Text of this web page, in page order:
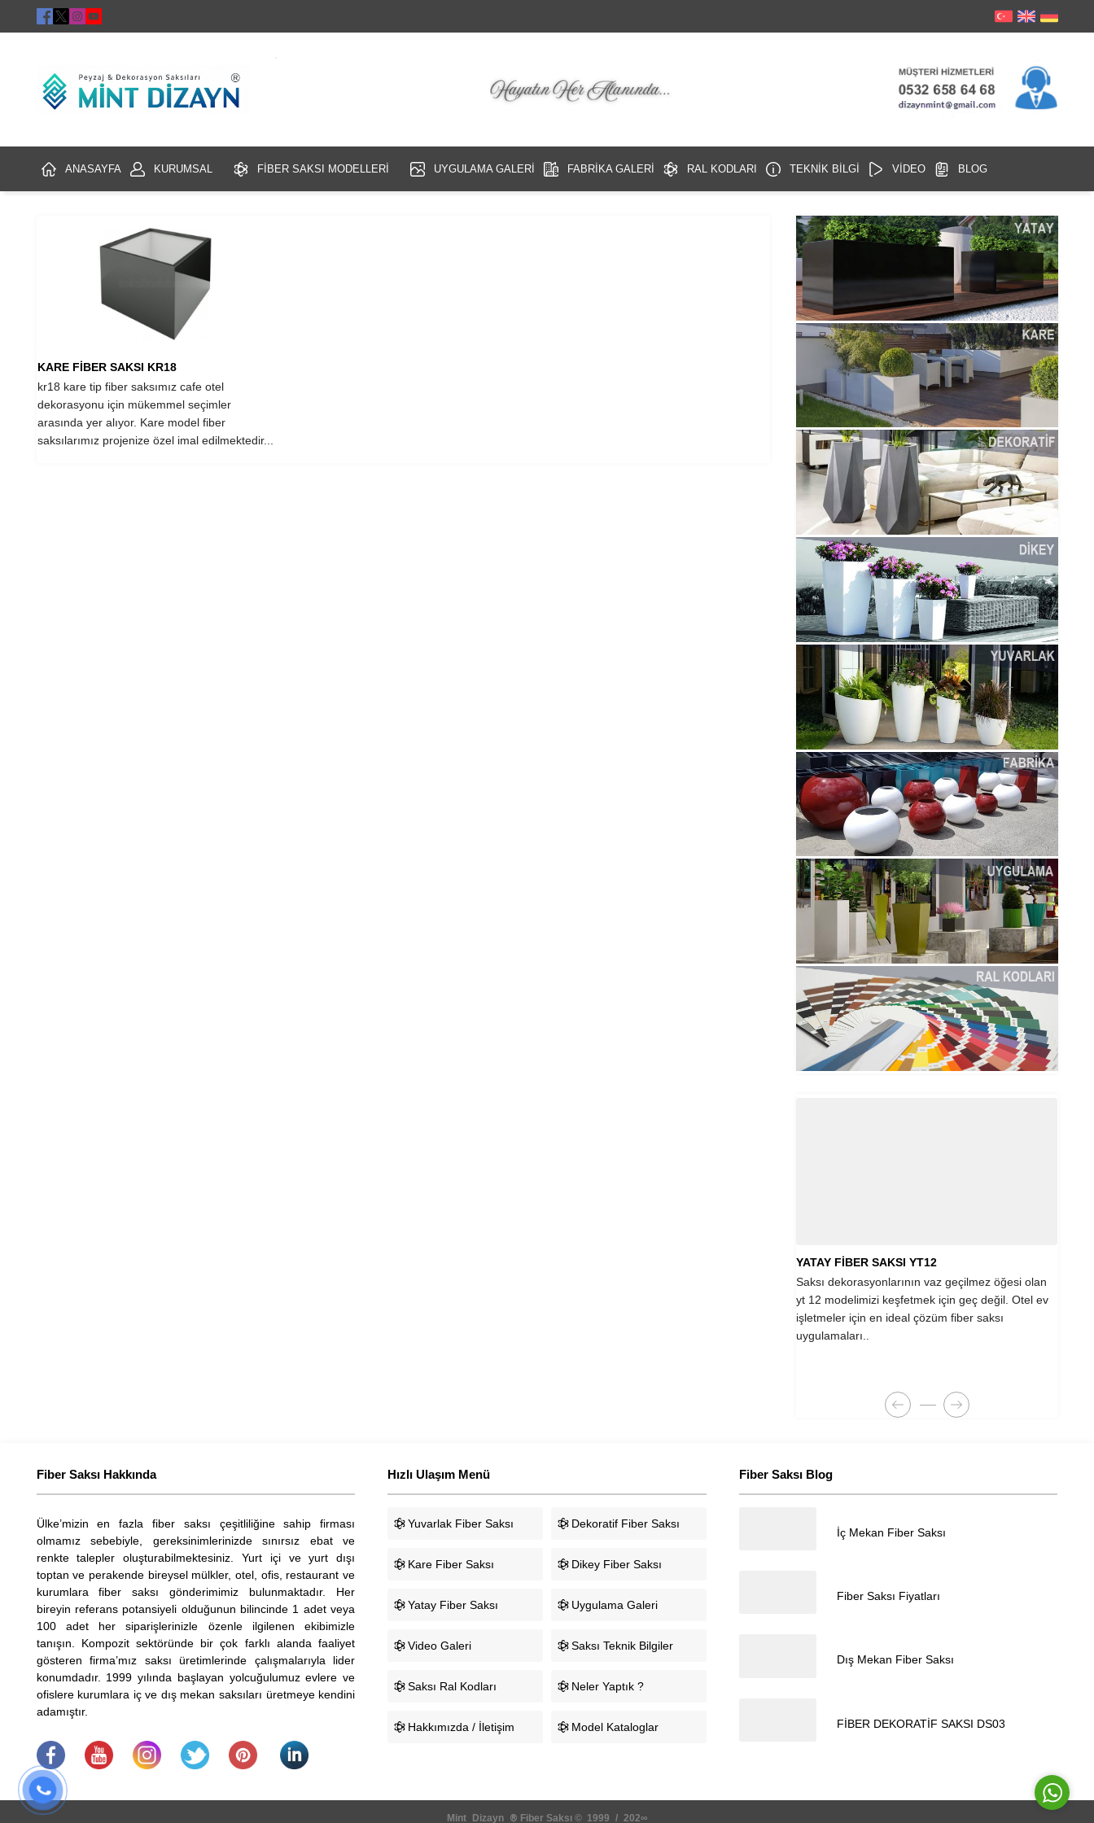
ANASAYFA KURUMSAL FİBER SAKSI MODELLERİ UYGULAMA GALERİ FABRİKA GALERİ RAL KODLARI TEKNİK BİLGİ VİDEO BLOG
KARE FİBER SAKSI KR18
kr18 kare tip fiber saksımız cafe otel
dekorasyonu için mükemmel seçimler
arasında yer alıyor. Kare model fiber
saksılarımız projenize özel imal edilmektedir...
YATAY FİBER SAKSI YT12
Saksı dekorasyonlarının vaz geçilmez öğesi olan
yt 12 modelimizi keşfetmek için geç değil. Otel ev
işletmeler için en ideal çözüm fiber saksı
uygulamaları..
Fiber Saksı Hakkında
Ülke’mizin en fazla fiber saksı çeşitliliğine sahip firması
olmamız sebebiyle, gereksinimlerinizde sınırsız ebat ve
renkte talepler oluşturabilmektesiniz. Yurt içi ve yurt dışı
toptan ve perakende bireysel mülkler, otel, ofis, restaurant ve
kurumlara fiber saksı gönderimimiz bulunmaktadır. Her
bireyin referans potansiyeli olduğunun bilincinde 1 adet veya
100 adet her siparişlerinizle özenle ilgilenen ekibimizle
tanışın. Kompozit sektöründe bir çok farklı alanda faaliyet
gösteren firma’mız saksı üretimlerinde çalışmalarıyla lider
konumdadır. 1999 yılında başlayan yolcuğulumuz evlere ve
ofislere kurumlara iç ve dış mekan saksıları üretmeye kendini
adamıştır.
Hızlı Ulaşım Menü
Yuvarlak Fiber Saksı Dekoratif Fiber Saksı
Kare Fiber Saksı Dikey Fiber Saksı
Yatay Fiber Saksı Uygulama Galeri
Video Galeri Saksı Teknik Bilgiler
Saksı Ral Kodları Neler Yaptık ?
Hakkımızda / İletişim Model Kataloglar
Fiber Saksı Blog
İç Mekan Fiber Saksı
Fiber Saksı Fiyatları
Dış Mekan Fiber Saksı
FİBER DEKORATİF SAKSI DS03
Mints Dizayns ® Fiber Saksı ©1 1999 /1​ 202∞